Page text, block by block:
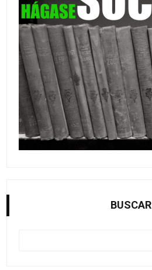
BUSCAR